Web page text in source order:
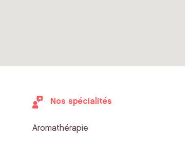
Nos spécialités
Aromathérapie